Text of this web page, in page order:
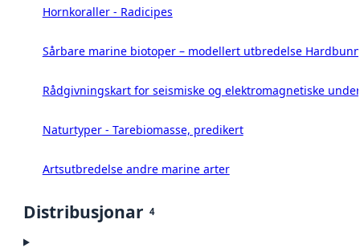
Hornkoraller - Radicipes
Sårbare marine biotoper – modellert utbredelse
Rådgivningskart for seismiske og elektromagnetiske
Naturtyper - Tarebiomasse, predikert
Artsutbredelse andre marine arter
Distribusjonar 4